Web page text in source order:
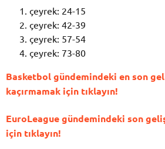
çeyrek: 24-15
çeyrek: 42-39
çeyrek: 57-54
çeyrek: 73-80
Basketbol gündemindeki en son
kaçırmamak için tıklayın!
EuroLeague gündemindeki son
için tıklayın!